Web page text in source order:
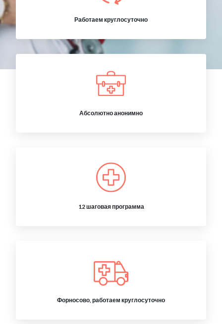
Работаем круглосуточно
Абсолютно анонимно
12 шаговая программа
Форносово, работаем круглосуточно